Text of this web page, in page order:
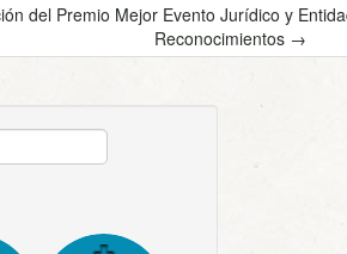
del Premio Mejor Evento Jurídico y
Reconocimientos →